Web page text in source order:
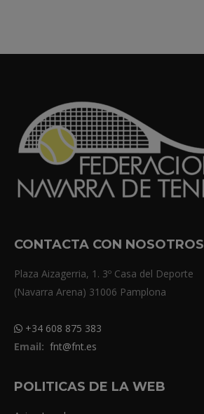
CONTACTA CON NOSOTROS
Plaza Aizagerria, 1. 3º Casa del Deporte
(Navarra Arena) 31006 Pamplona
+34 608 875 383
Email: fnt@fnt.es
POLITICAS DE LA WEB